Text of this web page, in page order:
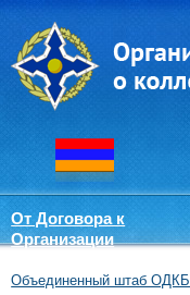
От Договора к
Организации
Объединенный штаб ОДКБ